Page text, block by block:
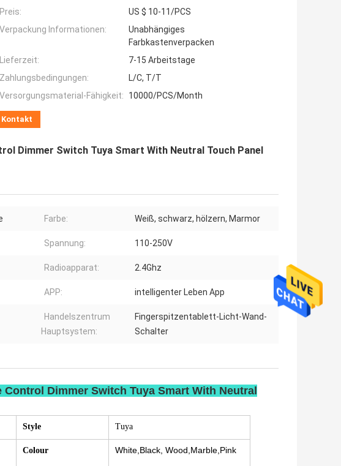
Preis:
US $ 10-11/PCS
Verpackung Informationen:
Unabhängiges
Farbkastenverpacken
Lieferzeit:
7-15 Arbeitstage
Zahlungsbedingungen:
L/C, T/T
Versorgungsmaterial-Fähigkeit:
10000/PCS/Month
Kontakt
Dimmer Switch Tuya Smart With Neutral Touch Panel
Farbe: Weiß, schwarz, hölzern, Marmor
Spannung: 110-250V
Radioapparat: 2.4Ghz
APP: intelligenter Leben App
Handelszentrum
Hauptsystem:
Fingerspitzentablett-Licht-Wand-
Schalter
Dimmer Switch Tuya Smart With Neutral
Style Tuya
Colour White,Black, Wood,Marble,Pink